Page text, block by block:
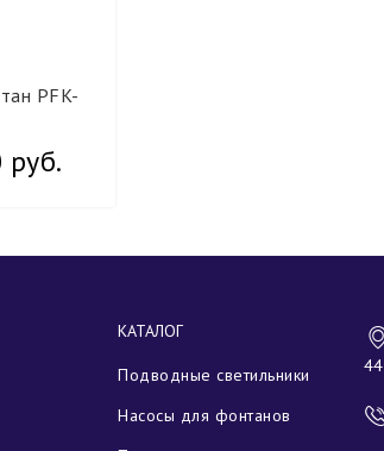
PFK-
КАТАЛОГ
Подводные светильники
Насосы для фонтанов
44